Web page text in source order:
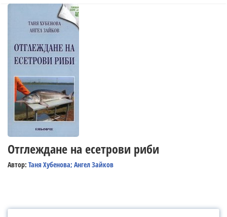
Отглеждане на есетрови риби
Автор: Таня Хубенова; Ангел Зайков